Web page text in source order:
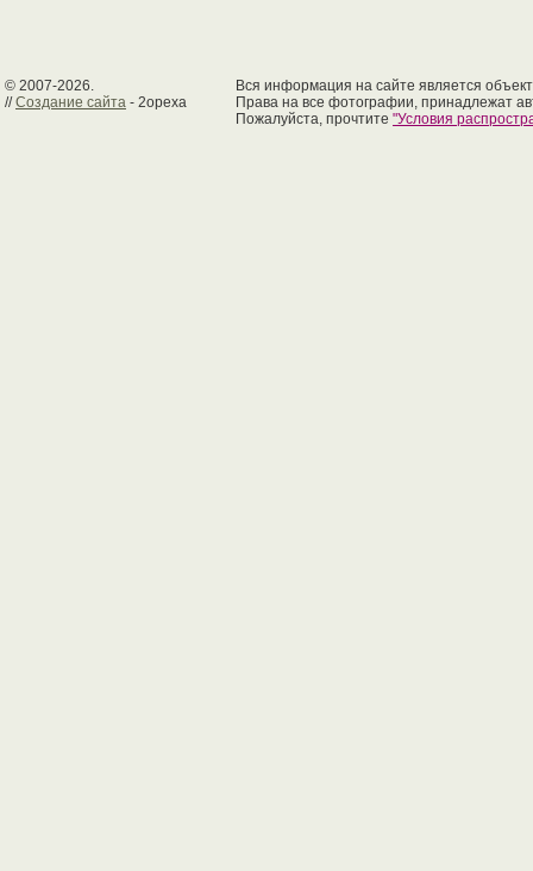
© 2007-2026.
//Создание сайта - 2opexa
Вся информация на сайте является
Права на все фотографии, принадлежат
Пожалуйста, прочтите "Условия